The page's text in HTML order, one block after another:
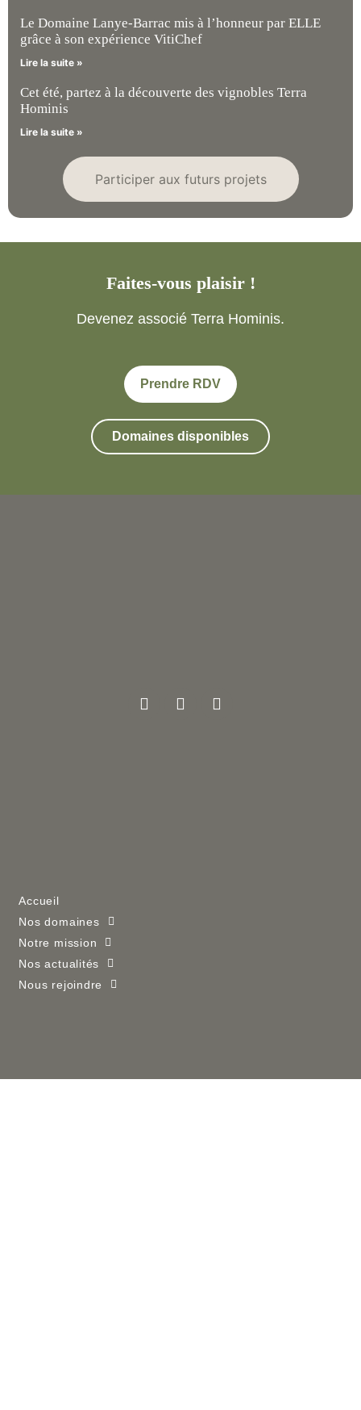
Le Domaine Lanye-Barrac mis à l’honneur par ELLE
grâce à son expérience VitiChef
Lire la suite »
Cet été, partez à la découverte des vignobles Terra
Hominis
Lire la suite »
Participer aux futurs projets
Faites-vous plaisir !
Devenez associé Terra Hominis.
Prendre RDV
Domaines disponibles
Accueil
Nos domaines
Notre mission
Nos actualités
Nous rejoindre